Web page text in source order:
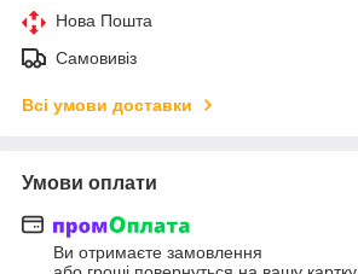
Нова Пошта
Самовивіз
Всі умови доставки
Умови оплати
Ви отримаєте замовлення